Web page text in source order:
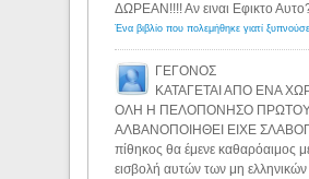
ΔΩΡΕΑΝ!!!! Αν ειναι Εφικτο
ΓΕΓΟΝΟΣ
ΚΑΤΑΓΕΤΑΙ ΑΠΟ ΕΝΑ
ΟΛΗ Η ΠΕΛΟΠΟΝΗΣΟ
ΑΛΒΑΝΟΠΟΙΗΘΕΙ ΕΙΧΕ
πίθηκος θα έμενε καθαρόαιμος
εισβολή αυτών των μη